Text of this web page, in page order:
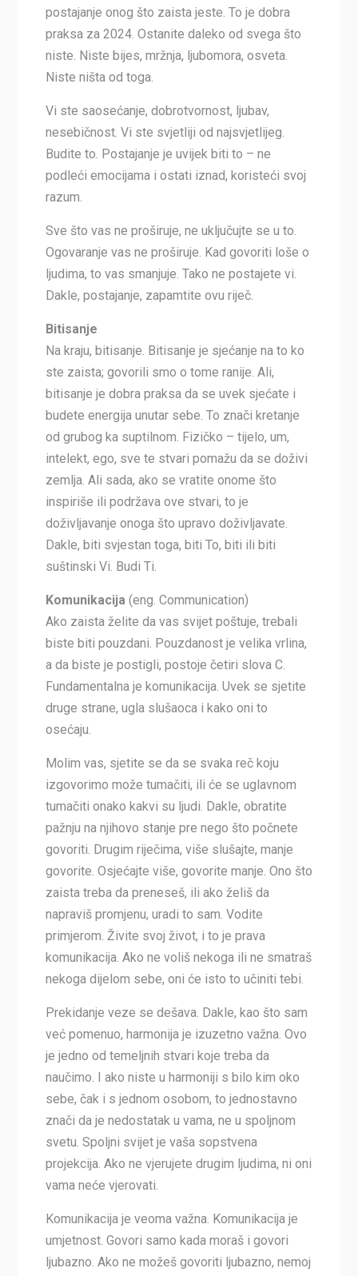
postajanje onog što zaista jeste. To je dobra
praksa za 2024. Ostanite daleko od svega što
niste. Niste bijes, mržnja, ljubomora, osveta.
Niste ništa od toga.
Vi ste saosećanje, dobrotvornost, ljubav,
nesebičnost. Vi ste svjetliji od najsvjetlijeg.
Budite to. Postajanje je uvijek biti to – ne
podleći emocijama i ostati iznad, koristeći svoj
razum.
Sve što vas ne proširuje, ne uključujte se u to.
Ogovaranje vas ne proširuje. Kad govoriti loše o
ljudima, to vas smanjuje. Tako ne postajete vi.
Dakle, postajanje, zapamtite ovu riječ.
Bitisanje
Na kraju, bitisanje. Bitisanje je sjećanje na to ko
ste zaista; govorili smo o tome ranije. Ali,
bitisanje je dobra praksa da se uvek sjećate i
budete energija unutar sebe. To znači kretanje
od grubog ka suptilnom. Fizičko – tijelo, um,
intelekt, ego, sve te stvari pomažu da se doživi
zemlja. Ali sada, ako se vratite onome što
inspiriše ili podržava ove stvari, to je
doživljavanje onoga što upravo doživljavate.
Dakle, biti svjestan toga, biti To, biti ili biti
suštinski Vi. Budi Ti.
Komunikacija (eng. Communication)
Ako zaista želite da vas svijet poštuje, trebali
biste biti pouzdani. Pouzdanost je velika vrlina,
a da biste je postigli, postoje četiri slova C.
Fundamentalna je komunikacija. Uvek se sjetite
druge strane, ugla slušaoca i kako oni to
osećaju.
Molim vas, sjetite se da se svaka reč koju
izgovorimo može tumačiti, ili će se uglavnom
tumačiti onako kakvi su ljudi. Dakle, obratite
pažnju na njihovo stanje pre nego što počnete
govoriti. Drugim riječima, više slušajte, manje
govorite. Osjećajte više, govorite manje. Ono što
zaista treba da preneseš, ili ako želiš da
napraviš promjenu, uradi to sam. Vodite
primjerom. Živite svoj život, i to je prava
komunikacija. Ako ne voliš nekoga ili ne smatraš
nekoga dijelom sebe, oni će isto to učiniti tebi.
Prekidanje veze se dešava. Dakle, kao što sam
već pomenuo, harmonija je izuzetno važna. Ovo
je jedno od temeljnih stvari koje treba da
naučimo. I ako niste u harmoniji s bilo kim oko
sebe, čak i s jednom osobom, to jednostavno
znači da je nedostatak u vama, ne u spoljnom
svetu. Spoljni svijet je vaša sopstvena
projekcija. Ako ne vjerujete drugim ljudima, ni oni
vama neće vjerovati.
Komunikacija je veoma važna. Komunikacija je
umjetnost. Govori samo kada moraš i govori
ljubazno. Ako ne možeš govoriti ljubazno, nemoj